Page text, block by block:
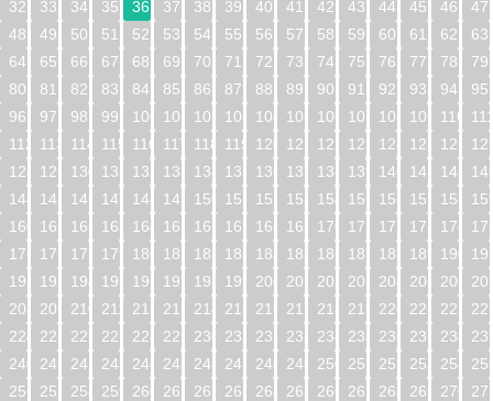
32
33 34 35 36 37 38 39 40 41 42 43 44 45 46
47
48
49 50 51 52 53 54 55 56 57 58 59 60 61 62
63
64
65 66 67 68 69 70 71 72 73 74 75 76 77 78
79
80
81 82 83 84 85 86 87 88 89 90 91 92 93 94
95
96
97 98 99 100 101 102 103 104 105 106 107 108 109 110
112
113 114 115 116 117 118 119 120 121 122 123 124 125 126
128
129 130 131 132 133 134 135 136 137 138 139 140 141 142
144
145 146 147 148 149 150 151 152 153 154 155 156 157 158
160
161 162 163 164 165 166 167 168 169 170 171 172 173 174
176
177 178 179 180 181 182 183 184 185 186 187 188 189 190
192
193 194 195 196 197 198 199 200 201 202 203 204 205 206
208
209 210 211 212 213 214 215 216 217 218 219 220 221 222
224
225 226 227 228 229 230 231 232 233 234 235 236 237 238
240
241 242 243 244 245 246 247 248 249 250 251 252 253 254
256
257 258 259 260 261 262 263 264 265 266 267 268 269 270